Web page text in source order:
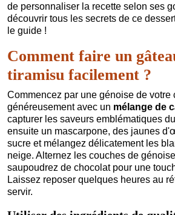
de personnaliser la recette selon ses
découvrir tous les secrets de ce
le guide !
Comment faire un
tiramisu facilement ?
Commencez par une génoise de votre
généreusement avec un mélange de
capturer les saveurs emblématiques
ensuite un mascarpone, des jaunes
sucre et mélangez délicatement les
neige. Alternez les couches de
saupoudrez de chocolat pour une
Laissez reposer quelques heures au
servir.